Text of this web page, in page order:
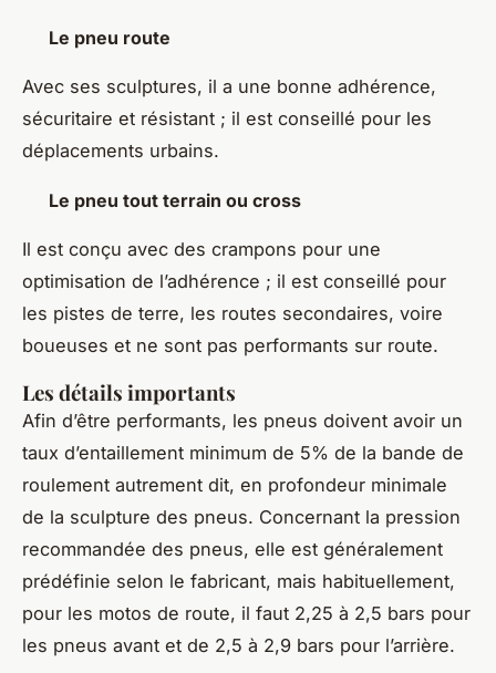
Le pneu route
Avec ses sculptures, il a une bonne adhérence,
sécuritaire et résistant ; il est conseillé pour les
déplacements urbains.
Le pneu tout terrain ou cross
Il est conçu avec des crampons pour une
optimisation de l’adhérence ; il est conseillé pour
les pistes de terre, les routes secondaires, voire
boueuses et ne sont pas performants sur route.
Les détails importants
Afin d’être performants, les pneus doivent avoir un
taux d’entaillement minimum de 5% de la bande de
roulement autrement dit, en profondeur minimale
de la sculpture des pneus. Concernant la pression
recommandée des pneus, elle est généralement
prédéfinie selon le fabricant, mais habituellement,
pour les motos de route, il faut 2,25 à 2,5 bars pour
les pneus avant et de 2,5 à 2,9 bars pour l’arrière.